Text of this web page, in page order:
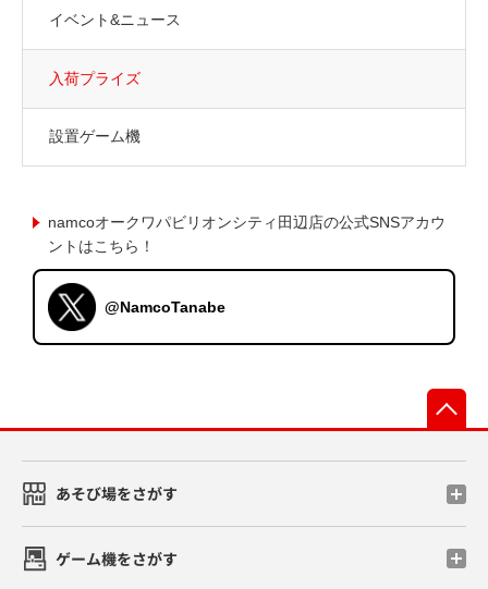
イベント&ニュース
入荷プライズ
設置ゲーム機
namcoオークワパビリオンシティ田辺店の公式SNSアカウ
ントはこちら！
@NamcoTanabe
あそび場をさがす
ゲーム機をさがす